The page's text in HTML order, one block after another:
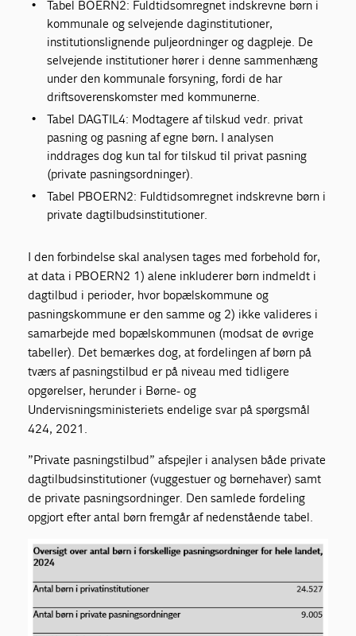
Tabel BOERN2: Fuldtidsomregnet indskrevne børn i
kommunale og selvejende daginstitutioner,
institutionslignende puljeordninger og dagpleje. De
selvejende institutioner hører i denne sammenhæng
under den kommunale forsyning, fordi de har
driftsoverenskomster med kommunerne.
Tabel DAGTIL4: Modtagere af tilskud vedr. privat
pasning og pasning af egne børn. I analysen
inddrages dog kun tal for tilskud til privat pasning
(private pasningsordninger).
Tabel PBOERN2: Fuldtidsomregnet indskrevne børn i
private dagtilbudsinstitutioner.
I den forbindelse skal analysen tages med forbehold for,
at data i PBOERN2 1) alene inkluderer børn indmeldt i
dagtilbud i perioder, hvor bopælskommune og
pasningskommune er den samme og 2) ikke valideres i
samarbejde med bopælskommunen (modsat de øvrige
tabeller). Det bemærkes dog, at fordelingen af børn på
tværs af pasningstilbud er på niveau med tidligere
opgørelser, herunder i Børne- og
Undervisningsministeriets endelige svar på spørgsmål
424, 2021.
”Private pasningstilbud” afspejler i analysen både private
dagtilbudsinstitutioner (vuggestuer og børnehaver) samt
de private pasningsordninger. Den samlede fordeling
opgjort efter antal børn fremgår af nedenstående tabel.